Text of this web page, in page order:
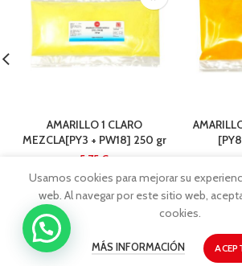
AMARILLO 1 CLARO
MEZCLA[PY3 + PW18] 250 gr
€
TIENDAS MR1866 2026
Usamos cookies para mejorar su
web. Al navegar por este sitio web,
cookies.
MÁS INFORMACIÓN